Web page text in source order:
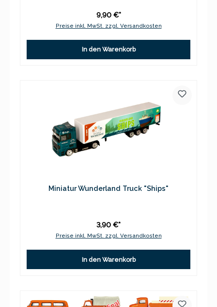
9,90 €*
Preise inkl. MwSt. zzgl. Versandkosten
In den Warenkorb
Miniatur Wunderland Truck "Ships"
3,90 €*
Preise inkl. MwSt. zzgl. Versandkosten
In den Warenkorb